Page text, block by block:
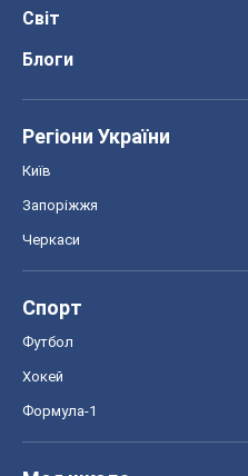
Світ
Блоги
Регіони України
Київ
Запоріжжя
Черкаси
Спорт
Футбол
Хокей
Формула-1